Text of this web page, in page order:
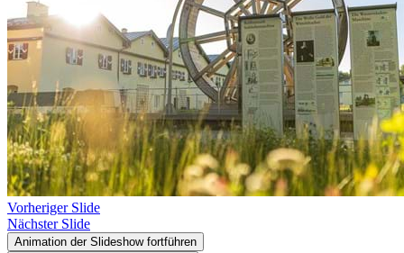
Vorheriger Slide
Nächster Slide
Animation der Slideshow fortführen